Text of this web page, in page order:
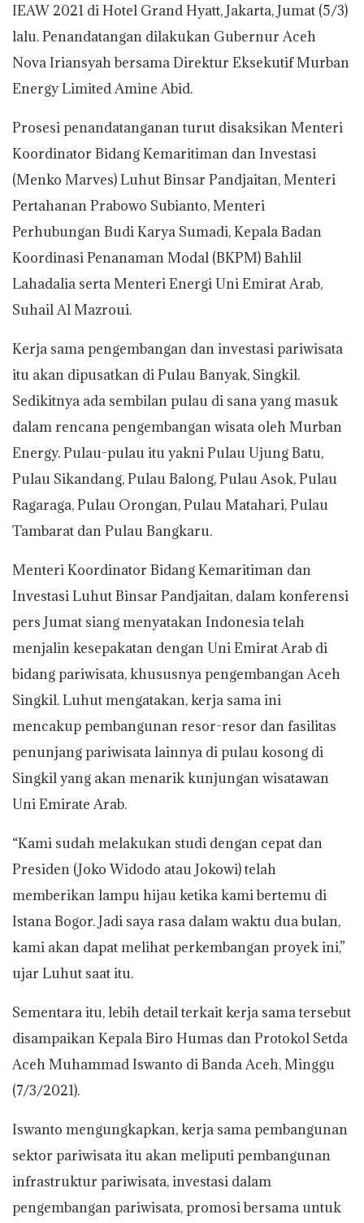
IEAW 2021 di Hotel Grand Hyatt, Jakarta, Jumat (5/3)
lalu. Penandatangan dilakukan Gubernur Aceh
Nova Iriansyah bersama Direktur Eksekutif Murban
Energy Limited Amine Abid.
Prosesi penandatanganan turut disaksikan Menteri
Koordinator Bidang Kemaritiman dan Investasi
(Menko Marves) Luhut Binsar Pandjaitan, Menteri
Pertahanan Prabowo Subianto, Menteri
Perhubungan Budi Karya Sumadi, Kepala Badan
Koordinasi Penanaman Modal (BKPM) Bahlil
Lahadalia serta Menteri Energi Uni Emirat Arab,
Suhail Al Mazroui.
Kerja sama pengembangan dan investasi pariwisata
itu akan dipusatkan di Pulau Banyak, Singkil.
Sedikitnya ada sembilan pulau di sana yang masuk
dalam rencana pengembangan wisata oleh Murban
Energy. Pulau-pulau itu yakni Pulau Ujung Batu,
Pulau Sikandang, Pulau Balong, Pulau Asok, Pulau
Ragaraga, Pulau Orongan, Pulau Matahari, Pulau
Tambarat dan Pulau Bangkaru.
Menteri Koordinator Bidang Kemaritiman dan
Investasi Luhut Binsar Pandjaitan, dalam konferensi
pers Jumat siang menyatakan Indonesia telah
menjalin kesepakatan dengan Uni Emirat Arab di
bidang pariwisata, khususnya pengembangan Aceh
Singkil. Luhut mengatakan, kerja sama ini
mencakup pembangunan resor-resor dan fasilitas
penunjang pariwisata lainnya di pulau kosong di
Singkil yang akan menarik kunjungan wisatawan
Uni Emirate Arab.
“Kami sudah melakukan studi dengan cepat dan
Presiden (Joko Widodo atau Jokowi) telah
memberikan lampu hijau ketika kami bertemu di
Istana Bogor. Jadi saya rasa dalam waktu dua bulan,
kami akan dapat melihat perkembangan proyek ini,”
ujar Luhut saat itu.
Sementara itu, lebih detail terkait kerja sama tersebut
disampaikan Kepala Biro Humas dan Protokol Setda
Aceh Muhammad Iswanto di Banda Aceh, Minggu
(7/3/2021).
Iswanto mengungkapkan, kerja sama pembangunan
sektor pariwisata itu akan meliputi pembangunan
infrastruktur pariwisata, investasi dalam
pengembangan pariwisata, promosi bersama untuk